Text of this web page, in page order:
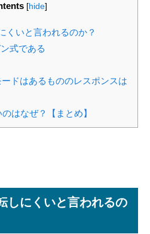
[hide]
くいと言われるのか？
式である
ドはあるもののレスポンスは
はなぜ？【まとめ】
しにくいと言われるの